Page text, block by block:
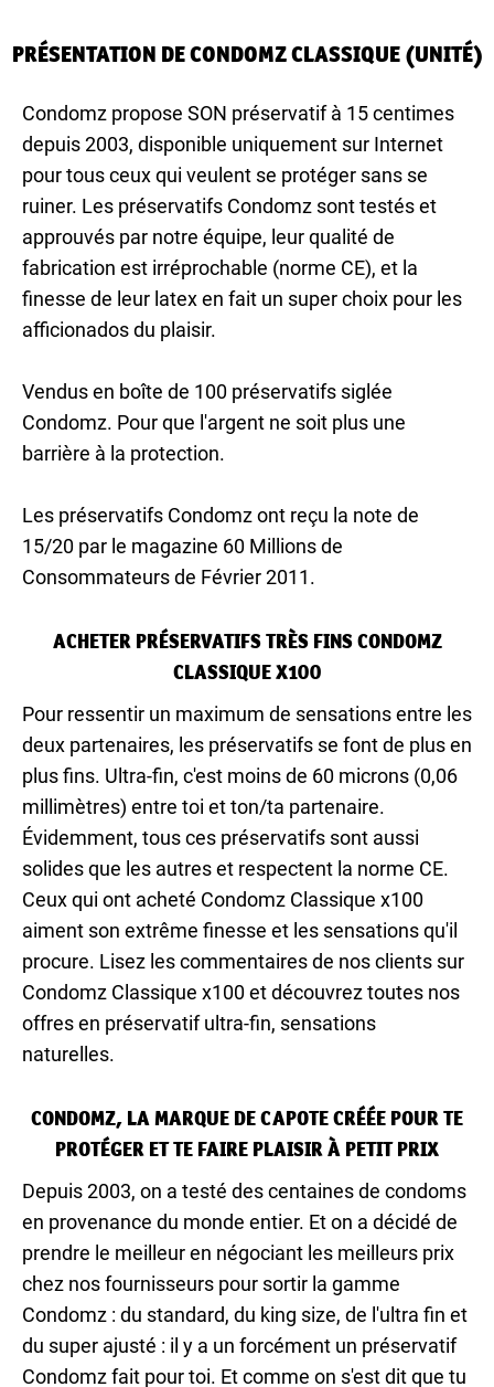
PRÉSENTATION DE CONDOMZ CLASSIQUE (UNITÉ)
Condomz propose SON préservatif à 15 centimes
depuis 2003, disponible uniquement sur Internet
pour tous ceux qui veulent se protéger sans se
ruiner. Les préservatifs Condomz sont testés et
approuvés par notre équipe, leur qualité de
fabrication est irréprochable (norme CE), et la
finesse de leur latex en fait un super choix pour les
afficionados du plaisir.
Vendus en boîte de 100 préservatifs siglée
Condomz. Pour que l'argent ne soit plus une
barrière à la protection.
Les préservatifs Condomz ont reçu la note de
15/20 par le magazine 60 Millions de
Consommateurs de Février 2011.
ACHETER PRÉSERVATIFS TRÈS FINS CONDOMZ
CLASSIQUE X100
Pour ressentir un maximum de sensations entre les
deux partenaires, les préservatifs se font de plus en
plus fins. Ultra-fin, c'est moins de 60 microns (0,06
millimètres) entre toi et ton/ta partenaire.
Évidemment, tous ces préservatifs sont aussi
solides que les autres et respectent la norme CE.
Ceux qui ont acheté Condomz Classique x100
aiment son extrême finesse et les sensations qu'il
procure. Lisez les commentaires de nos clients sur
Condomz Classique x100 et découvrez toutes nos
offres en préservatif ultra-fin, sensations
naturelles.
CONDOMZ, LA MARQUE DE CAPOTE CRÉÉE POUR TE
PROTÉGER ET TE FAIRE PLAISIR À PETIT PRIX
Depuis 2003, on a testé des centaines de condoms
en provenance du monde entier. Et on a décidé de
prendre le meilleur en négociant les meilleurs prix
chez nos fournisseurs pour sortir la gamme
Condomz : du standard, du king size, de l'ultra fin et
du super ajusté : il y a un forcément un préservatif
Condomz fait pour toi. Et comme on s'est dit que tu